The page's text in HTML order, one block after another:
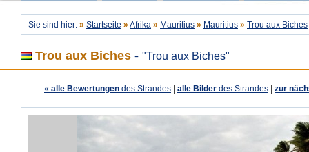
Sie sind hier: » Startseite » Afrika » Mauritius » Mauritius » Trou aux Biches
Trou aux Biches - "Trou aux Biches"
« alle Bewertungen des Strandes alle Bilder des Strandes zur